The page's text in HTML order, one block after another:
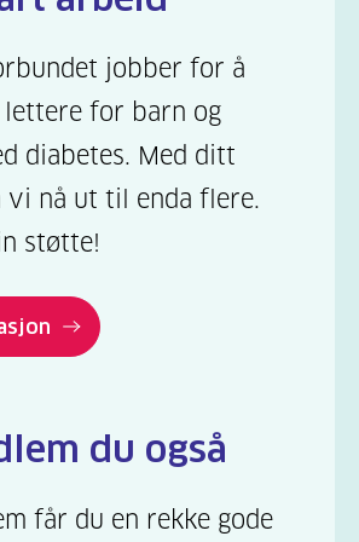
jobber for å
for barn og
diabetes. Med ditt
vi nå ut til enda flere.
støtte!
du også
får du en rekke gode